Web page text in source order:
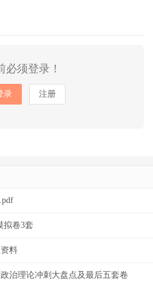
必须登录！
录 注册
拟卷3套
料
治理论冲刺大盘点及最后五套卷